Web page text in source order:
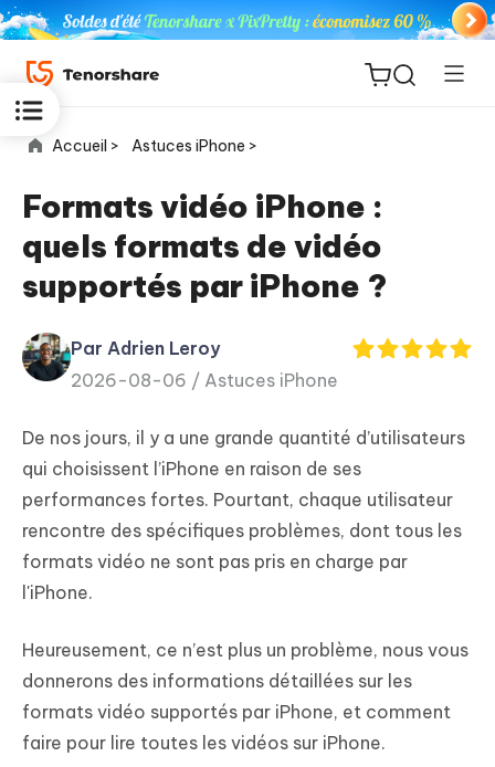
for iOS
PDNob
PDF
New
iAnyGo
Accueil > Astuces iPhone >
Formats vidéo iPhone :
quels formats de vidéo
supportés par iPhone ?
Par Adrien Leroy
2026-08-06 / Astuces iPhone
De nos jours, il y a une grande quantité d’utilisateurs
qui choisissent l’iPhone en raison de ses
performances fortes. Pourtant, chaque utilisateur
rencontre des spécifiques problèmes, dont tous les
formats vidéo ne sont pas pris en charge par
l'iPhone.
Heureusement, ce n’est plus un problème, nous vous
donnerons des informations détaillées sur les
formats vidéo supportés par iPhone, et comment
faire pour lire toutes les vidéos sur iPhone.